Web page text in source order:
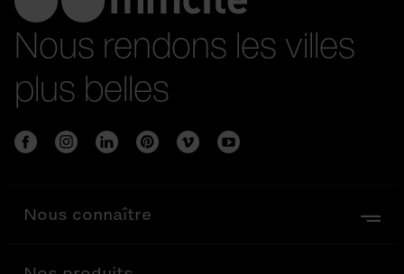
Nous rendons les villes
plus belles
Nous connaître